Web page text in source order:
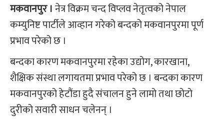
मकवानपुर ।नेत्र विक्रम चन्द विप्लव नेतृत्वको नेपाल
कम्युनिष्ट पार्टीले आव्हान गरेको बन्दको मकवानपुरमा पूर्ण
प्रभाव परेको छ ।
बन्दका कारण मकवानपुरमा रहेका उद्योग, कारखाना,
शैक्षिक संस्था लगायतमा प्रभाव परेको छ । बन्दका कारण
मकवानपुरको हेटौंडा हुदै संचालन हुने लामो तथा छोटो
दुरीको सवारी साधन चलेनन् ।